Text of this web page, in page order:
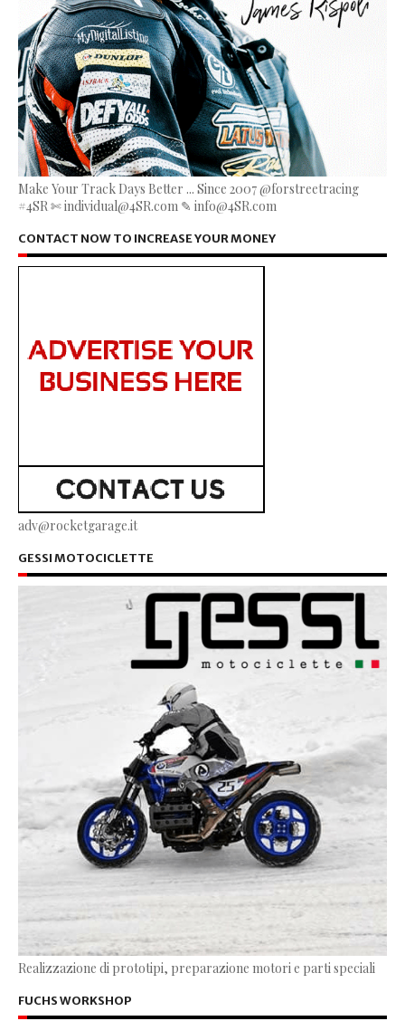
Make Your Track Days Better ... Since 2007 @forstreetracing
#4SR ✄ individual@4SR.com ✎ info@4SR.com
CONTACT NOW TO INCREASE YOUR MONEY
adv@rocketgarage.it
GESSI MOTOCICLETTE
Realizzazione di prototipi, preparazione motori e parti speciali
FUCHS WORKSHOP